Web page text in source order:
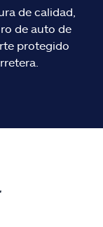
de calidad,
de auto de
protegido